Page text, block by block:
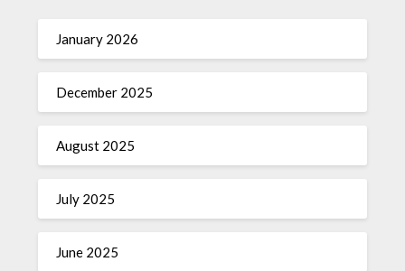
January 2026
December 2025
August 2025
July 2025
June 2025